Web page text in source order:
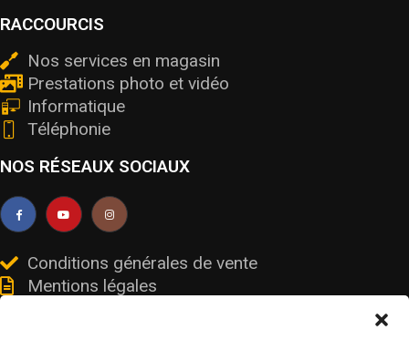
RACCOURCIS
Nos services en magasin
Prestations photo et vidéo
Informatique
Téléphonie
NOS RÉSEAUX SOCIAUX
Conditions générales de vente
Mentions légales